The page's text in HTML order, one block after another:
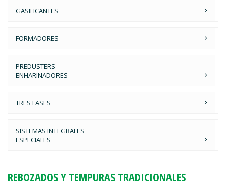
GASIFICANTES
FORMADORES
PREDUSTERS
ENHARINADORES
TRES FASES
SISTEMAS INTEGRALES
ESPECIALES
REBOZADOS Y TEMPURAS TRADICIONALES